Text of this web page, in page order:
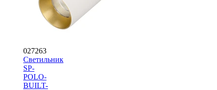
027263
Светильник
SP-
POLO-
BUILT-